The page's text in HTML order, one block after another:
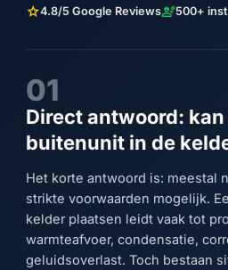
star4.8/5 Google Reviewsengineering500+
01
Direct antwoord:
buitenunit in de
Het korte antwoord is: meestal
strikte voorwaarden mogelijk.
kelder plaatsen leidt vaak tot
warmteafvoer, condensatie,
geluidsoverlast. Toch bestaan